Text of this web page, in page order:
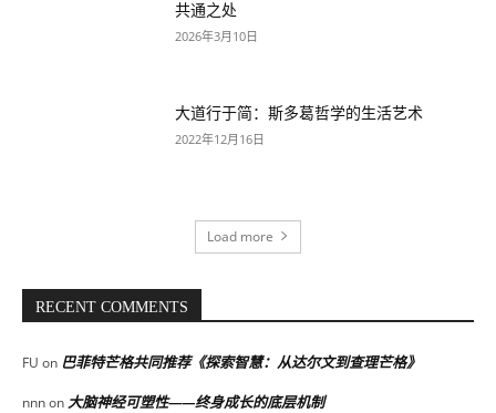
共通之处
2026年3月10日
大道行于简：斯多葛哲学的生活艺术
2022年12月16日
Load more
RECENT COMMENTS
FU on 巴菲特芒格共同推荐《探索智慧：从达尔文到查理芒格》
nnnon大脑神经可塑性——终身成长的底层机制